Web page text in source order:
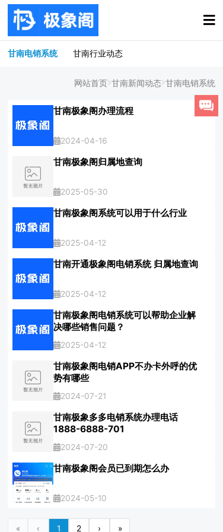
甘南电销系统 甘南行业动态
网站首页 甘南新闻动态 甘南电销系统
甘南极象阁办理流程
2024-04-16
甘南极象阁归属地查询
2025-05-30
甘南极象阁系统可以用于什么行业
2025-04-12
甘南开通极象阁电销系统 归属地查询
2025-04-12
甘南极象阁电销系统可以帮助企业解
决哪些销售问题？
2025-04-12
甘南极象阁电销APP不办卡外呼的优
势有哪些
2024-07-21
甘南极象多多电销系统办理电话
1888-6888-701
2024-07-20
甘南极象阁会员已到期怎么办
2024-05-10
« ‹ 1 2 › »